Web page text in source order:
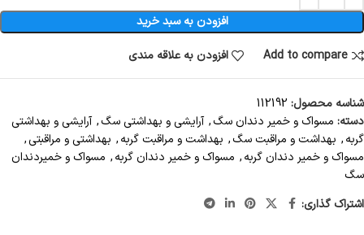
افزودن به سبد خرید
Add to compare
افزودن به علاقه مندی
شناسه محصول: 112192
دسته: مسواک و خمیر دندان سگ, آرایشی و بهداشتی سگ, آرایشی و بهداشتی
گربه, بهداشت و مراقبت سگ, بهداشت و مراقبت گربه, بهداشتی و مراقبتی,
مسواک و خمیر دندان گربه, مسواک و خمیر دندان گربه, مسواک و خمیردندان
سگ
اشتراک گذاری: